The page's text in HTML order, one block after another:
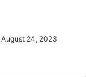
24, 2023